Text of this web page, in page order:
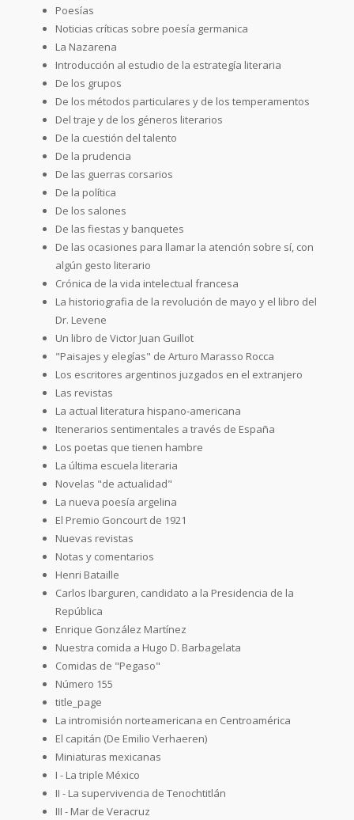
Poesías
Noticias críticas sobre poesía germanica
La Nazarena
Introducción al estudio de la estrategía literaria
De los grupos
De los métodos particulares y de los temperamentos
Del traje y de los géneros literarios
De la cuestión del talento
De la prudencia
De las guerras corsarios
De la política
De los salones
De las fiestas y banquetes
De las ocasiones para llamar la atención sobre sí, con
algún gesto literario
Crónica de la vida intelectual francesa
La historiografia de la revolución de mayo y el libro del
Dr. Levene
Un libro de Victor Juan Guillot
"Paisajes y elegías" de Arturo Marasso Rocca
Los escritores argentinos juzgados en el extranjero
Las revistas
La actual literatura hispano-americana
Itenerarios sentimentales a través de España
Los poetas que tienen hambre
La última escuela literaria
Novelas "de actualidad"
La nueva poesía argelina
El Premio Goncourt de 1921
Nuevas revistas
Notas y comentarios
Henri Bataille
Carlos Ibarguren, candidato a la Presidencia de la
República
Enrique González Martínez
Nuestra comida a Hugo D. Barbagelata
Comidas de "Pegaso"
Número 155
title_page
La intromisión norteamericana en Centroamérica
El capitán (De Emilio Verhaeren)
Miniaturas mexicanas
I - La triple México
II - La supervivencia de Tenochtitlán
III - Mar de Veracruz